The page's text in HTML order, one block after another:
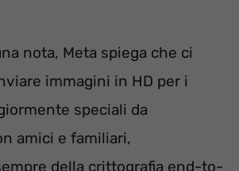
nota, Meta spiega che ci
immagini in HD per i
speciali da
amici e familiari,
della crittografia end-to-